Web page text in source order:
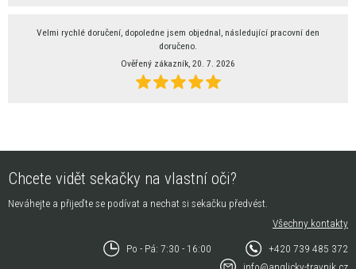
Velmi rychlé doručení, dopoledne jsem objednal, následující pracovní den
doručeno.
Ověřený zákazník, 20. 7. 2026
Chcete vidět sekačky na vlastní oči?
Neváhejte a přijeďte se podívat a nechat si sekačku předvést.
Všechny kontakty
Po - Pá: 7:30 - 16:00
+420 739 485 372